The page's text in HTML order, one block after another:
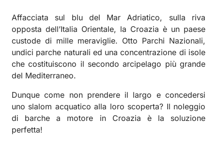
Affacciata sul blu del Mar Adriatico, sulla riva
opposta dell’Italia Orientale, la Croazia è un paese
custode di mille meraviglie. Otto Parchi Nazionali,
undici parche naturali ed una concentrazione di isole
che costituiscono il secondo arcipelago più grande
del Mediterraneo.
Dunque come non prendere il largo e concedersi
uno slalom acquatico alla loro scoperta? Il noleggio
di barche a motore in Croazia è la soluzione
perfetta!